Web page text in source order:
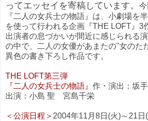
ってエッセイを寄稿しています。
『二人の女兵士の物語』は、小劇場を
を使って行われる企画『THE LOFT』3
出演者の息づかいが間近に感じられる
の中で、二人の女優があまたの"女のた
異色の書き下ろし作品です。
THE LOFT第三弾
『二人の女兵士の物語』 作・演出：坂
出演：小島 聖 宮島千栄
＜公演日程＞ 2004年11月8日(火)～21日